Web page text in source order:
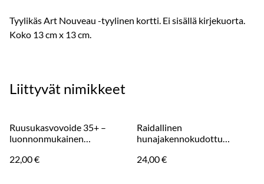
Tyylikäs Art Nouveau -tyylinen kortti. Ei sisällä kirjekuorta.
Koko 13 cm x 13 cm.
Liittyvät nimikkeet
Ruusukasvovoide 35+ –
luonnonmukainen
22,00 €
Raidallinen
hunajakennokudottu
keltainen 200 x 100 cm
24,00 €